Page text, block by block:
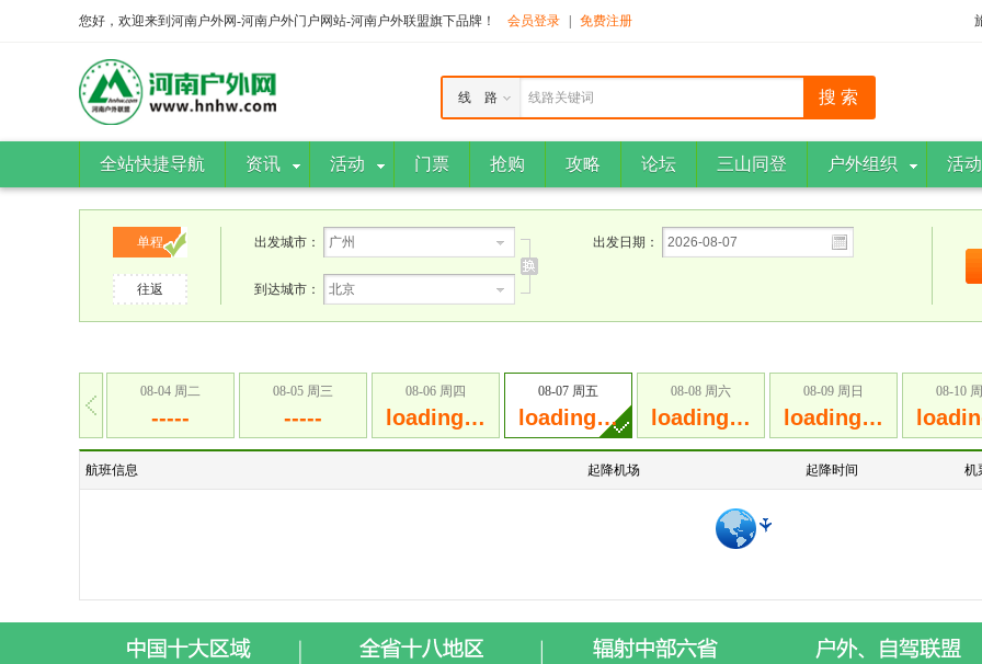
您好，欢迎来到河南户外网-河南户外门户网站-河南户外联盟旗下品牌！ 会员登录 免费注册
线路关键词
线 路
全站快捷导航 资讯 活动 门票 抢购 攻略 论坛 三山同登 户外组织 活
单程
往返
出发城市： 出发日期：
到达城市：
08-04 周二
-----
08-05 周三
-----
08-06 周四
loading…
08-07 周五
loading…
08-08 周六
loading…
08-09 周日
loading…
08-10
航班信息 起降机场 起降时间 机